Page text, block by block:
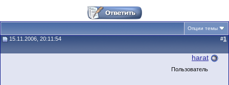
Опции темы
15.11.2006, 20:11:54 #1
harat
Пользователь